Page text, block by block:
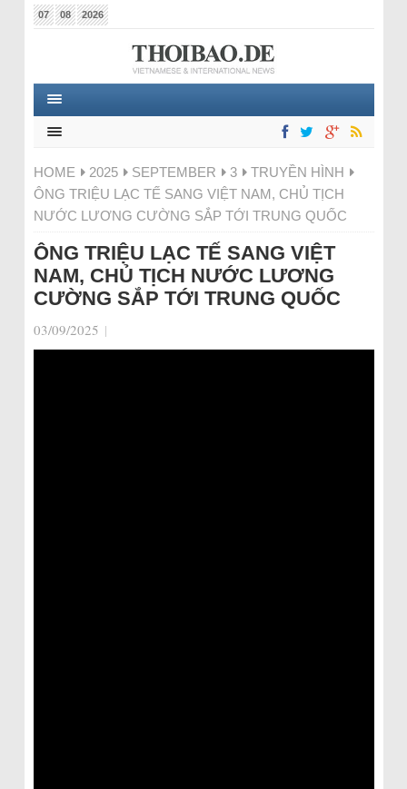
07 08 2026
HOME 2025 SEPTEMBER 3
TRUYỀN HÌNH
ÔNG TRIỆU LẠC TẾ SANG VIỆT NAM, CHỦ TỊCH
NƯỚC LƯƠNG CƯỜNG SẮP TỚI TRUNG QUỐC
ÔNG TRIỆU LẠC TẾ SANG VIỆT
NAM, CHỦ TỊCH NƯỚC LƯƠNG
CƯỜNG SẮP TỚI TRUNG QUỐC
03/09/2025 |